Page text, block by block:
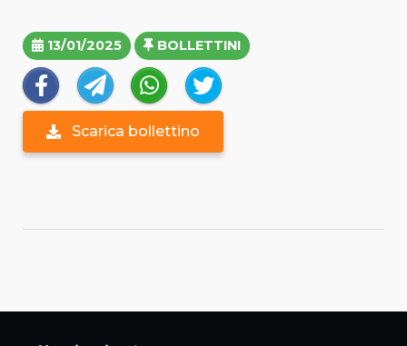
13/01/2025 BOLLETTINI
Scarica bollettino